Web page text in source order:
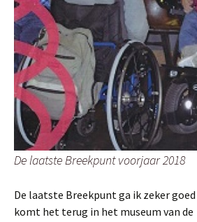
De laatste Breekpunt voorjaar 2018
De laatste Breekpunt ga ik zeker
komt het terug in het museum van de